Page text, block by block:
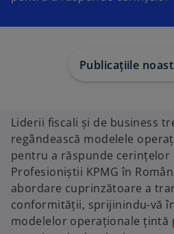
Publicațiile
Liderii fiscali și de business
regândească modelele
pentru a răspunde cerințelor
Profesioniștii KPMG în
abordare cuprinzătoare a
conformității, sprijinindu-vă
modelelor operaționale țintă